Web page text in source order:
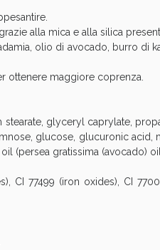
alla mica e alla silica
olio di avocado, burro di
ottenere maggiore coprenza.
stearate, glyceryl caprylate,
glucose, glucuronic acid,
(persea gratissima (avocado)
CI 77499 (iron oxides), CI
valido oggi!